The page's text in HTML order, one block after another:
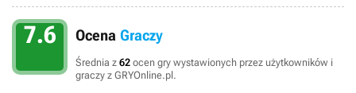
7.6 Ocena Graczy
Średnia z 62 ocen gry wystawionych przez użytkowników i
graczy z GRYOnline.pl.